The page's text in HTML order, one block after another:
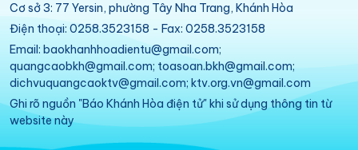
Cơ sở 3: 77 Yersin, phường Tây Nha Trang, Khánh Hòa
Điện thoại: 0258.3523158 - Fax: 0258.3523158
Email: baokhanhhoadientu@gmail.com;
quangcaobkh@gmail.com; toasoan.bkh@gmail.com;
dichvuquangcaoktv@gmail.com; ktv.org.vn@gmail.com
Ghi rõ nguồn "Báo Khánh Hòa điện tử" khi sử dụng thông tin từ
website này